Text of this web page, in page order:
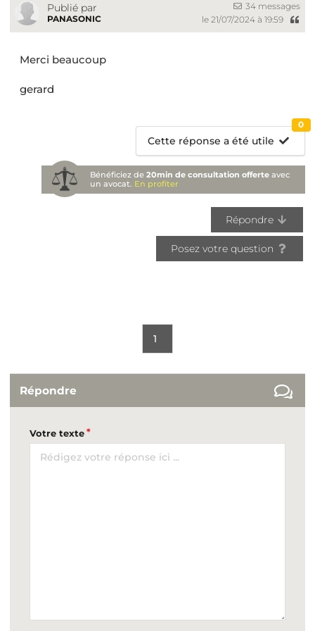
Publié par
PANASONIC
34 messages
le 21/07/2024 à 19:59
Merci beaucoup
gerard
Cette réponse a été utile
0
Bénéficiez de20min de consultation offerte avec
un avocat. En profiter
Répondre
Posez votre question
1
Répondre
Votre texte